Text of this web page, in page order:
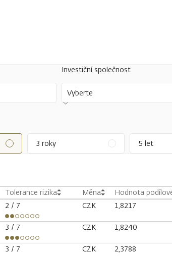
Investiční společnost
Vyberte
3 roky 5 let
Tolerance rizika Měna Hodnota
2 / 7 CZK 1,8217
3 / 7 CZK 1,8240
3 / 7 CZK 2,3788